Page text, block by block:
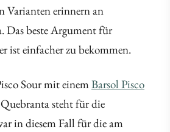
Varianten erinnern an
Das beste Argument für
ist einfacher zu bekommen.
Sour mit einemBarsol Pisco
steht für die
in diesem Fall für die am